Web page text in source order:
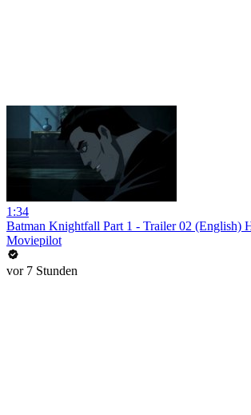
1:34
Batman Knightfall Part 1 - Trailer 02 (English)
Moviepilot
vor 7 Stunden